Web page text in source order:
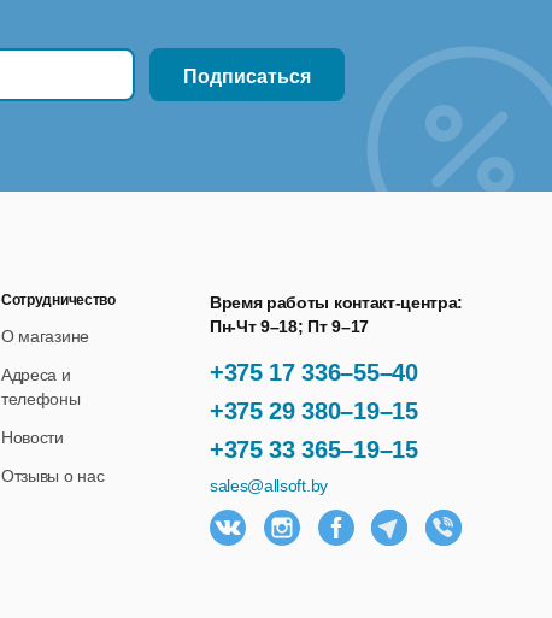
+375 17 336–55–40
+375 29 380–19–15
+375 33 365–19–15
Время работы контакт-центра:
Пн-Чт 9–18; Пт 9–17
sales@allsoft.by
Сотрудничество
О магазине
Адреса и
телефоны
Новости
Отзывы о нас